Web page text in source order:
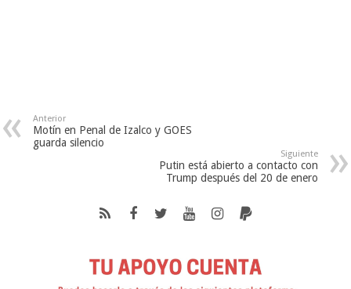
Anterior
Motín en Penal de Izalco y GOES
guarda silencio
Siguiente
Putin está abierto a contacto con
Trump después del 20 de enero